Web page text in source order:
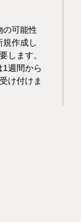
の可能性
作成し
します。
週間から
け付けま